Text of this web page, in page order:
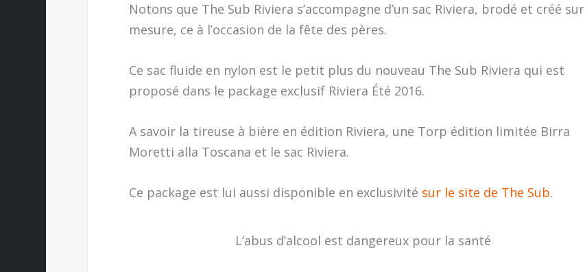
Notons que The Sub Riviera s’accompagne d’un sac Riviera, brodé et créé sur
mesure, ce à l’occasion de la fête des pères.
Ce sac fluide en nylon est le petit plus du nouveau The Sub Riviera qui est
proposé dans le package exclusif Riviera Été 2016.
A savoir la tireuse à bière en édition Riviera, une Torp édition limitée Birra
Moretti alla Toscana et le sac Riviera.
Ce package est lui aussi disponible en exclusivité sur le site de The Sub.
L’abus d’alcool est dangereux pour la santé